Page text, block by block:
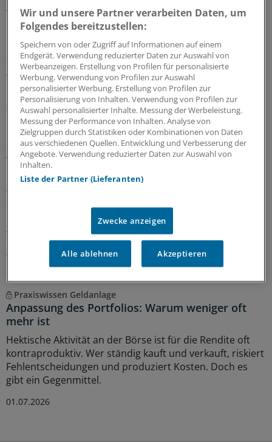
Was wir aus unseren Fehlern gelernt haben
In der 62. Folge des Geldtipp-Podcasts stellt sich der
neue Fuchs, Stefan Ziermann, vor. Pferdchen und Fuchs
erinnern sich an Erfolg und Misserfolg ihrer
Anlageentscheidungen und welche Konsequenzen und
Lehren sie daraus gezogen haben.
28.07.2026
Geldtipp-Podcast Pferdchen trifft Fuchs
Wie sich nachhaltige Geldanlage verändert hat
Durch die geopolitischen Krisen sind Investments in
fossile Energien und Rüstung attraktiv geworden. In der
61. Ausgabe des Geldtipp-Podcasts diskutieren
Pferdchen und Fuchs, wo Nachhaltigkeitskriterium auch
weiter sinnvoll und erfolgreich sind.
03.07.2026
Praxiswissen Geldanlage
Anpassung des Portfolios: Warum weniger oft
mehr ist
Hektische Aktivität an der Börse ist für die Rendite oft
kontraproduktiv. Wer ständig kauft und verkauft, riskiert
Fehlentscheidungen und produziert Kosten. Doch es
gibt ein Gegenmittel.
01.07.2026
Wir und unsere Partner verarbeiten Daten, um
Folgendes bereitzustellen:
Speichern von oder Zugriff auf Informationen auf einem
Endgerät. Verwendung reduzierter Daten zur Auswahl von
Werbeanzeigen. Erstellung von Profilen für personalisierte
Werbung. Verwendung von Profilen zur Auswahl
personalisierter Werbung. Erstellung von Profilen zur
Personalisierung von Inhalten. Verwendung von Profilen zur
Auswahl personalisierter Inhalte. Messung der Werbeleistung.
Messung der Performance von Inhalten. Analyse von
Zielgruppen durch Statistiken oder Kombinationen von Daten
aus verschiedenen Quellen. Entwicklung und Verbesserung der
Angebote. Verwendung reduzierter Daten zur Auswahl von
Inhalten.
Liste der Partner (Lieferanten)
Zwecke anzeigen
Alle ablehnen Akzeptieren